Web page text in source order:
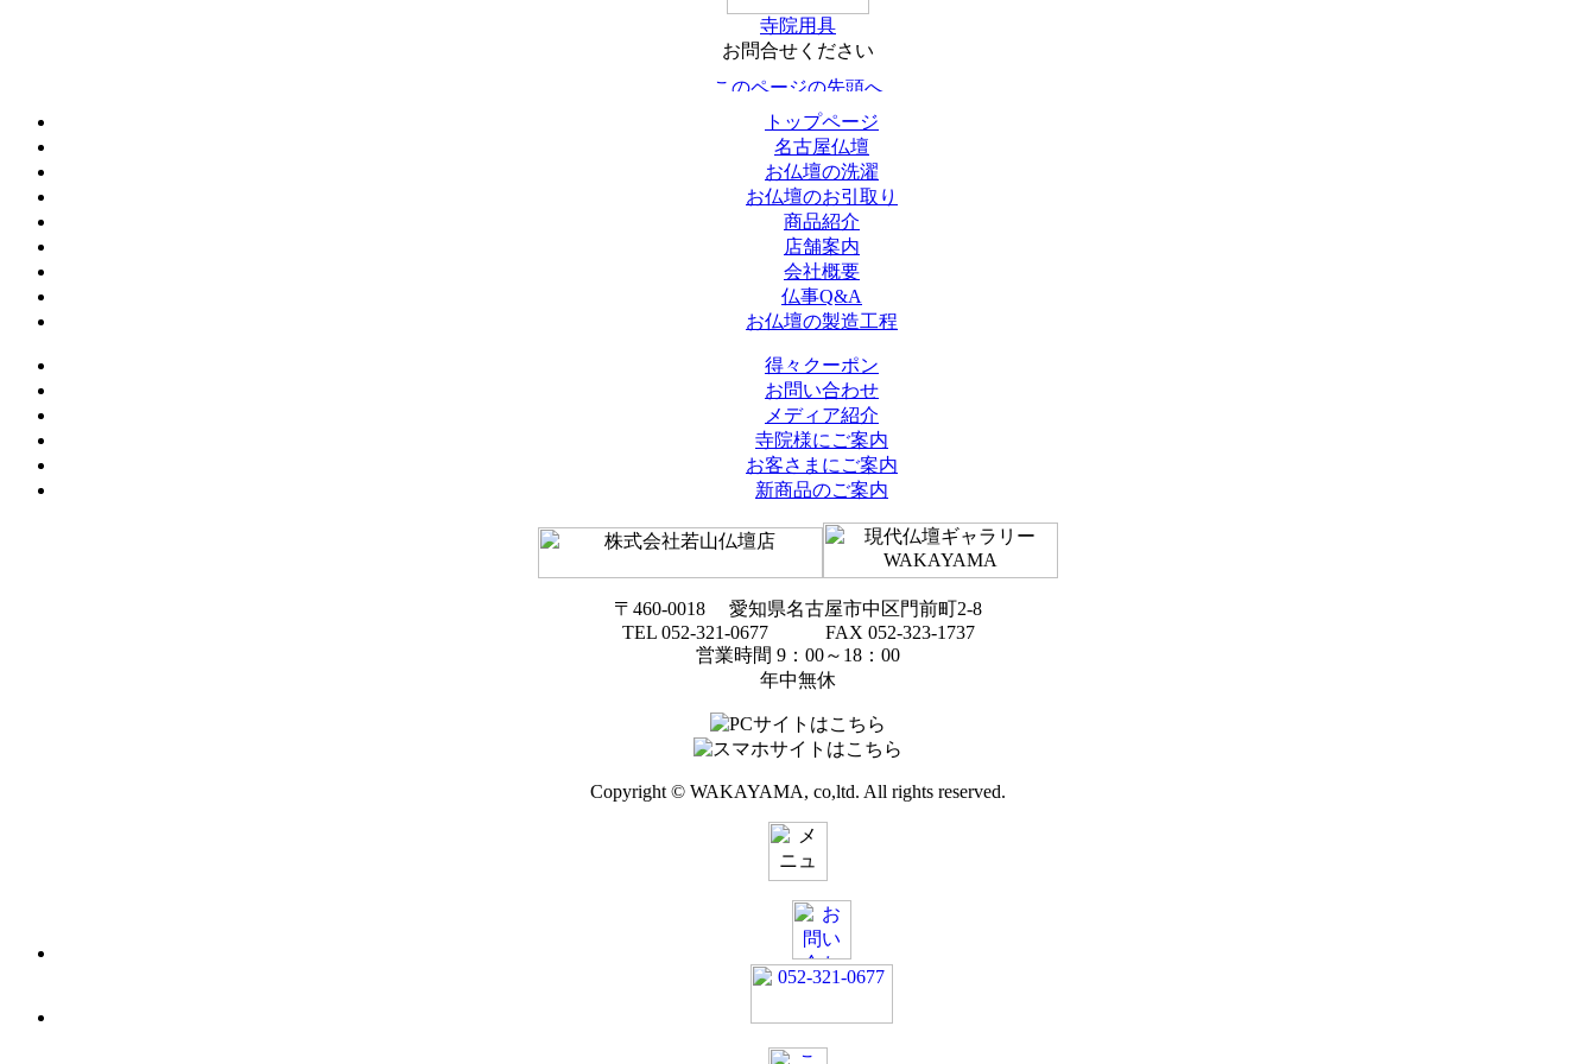
寺院用具
お問合せください
トップページ
名古屋仏壇
お仏壇の洗濯
お仏壇のお引取り
商品紹介
店舗案内
会社概要
仏事Q&A
お仏壇の製造工程
得々クーポン
お問い合わせ
メディア紹介
寺院様にご案内
お客さまにご案内
新商品のご案内
〒460-0018 愛知県名古屋市中区門前町2-8
TEL 052-321-0677 FAX 052-323-1737
営業時間 9：00～18：00
年中無休
Copyright © WAKAYAMA, co,ltd. All rights reserved.